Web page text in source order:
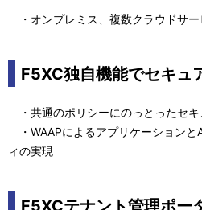
・オンプレミス、複数クラウドサ
F5XC独自機能でセキュ
・共通のポリシーにのっとったセキ
・WAAPによるアプリケーションと
ィの実現
F5XCテナント管理ポー